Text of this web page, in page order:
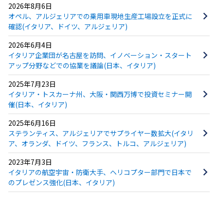
2026年8月6日
オペル、アルジェリアでの乗用車現地生産工場設立を正式に
確認(イタリア、ドイツ、アルジェリア)
2026年6月4日
イタリア企業団が名古屋を訪問、イノベーション・スタート
アップ分野などでの協業を議論(日本、イタリア)
2025年7月23日
イタリア・トスカーナ州、大阪・関西万博で投資セミナー開
催(日本、イタリア)
2025年6月16日
ステランティス、アルジェリアでサプライヤー数拡大(イタリ
ア、オランダ、ドイツ、フランス、トルコ、アルジェリア)
2023年7月3日
イタリアの航空宇宙・防衛大手、ヘリコプター部門で日本で
のプレゼンス強化(日本、イタリア)